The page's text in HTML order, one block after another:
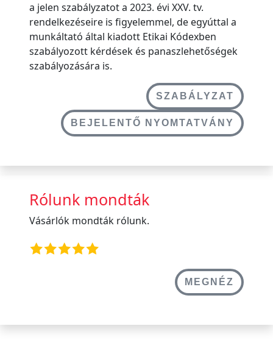
a jelen szabályzatot a 2023. évi XXV. tv.
rendelkezéseire is figyelemmel, de egyúttal a
munkáltató által kiadott Etikai Kódexben
szabályozott kérdések és panaszlehetőségek
szabályozására is.
SZABÁLYZAT
BEJELENTŐ NYOMTATVÁNY
Rólunk mondták
Vásárlók mondták rólunk.
MEGNÉZ